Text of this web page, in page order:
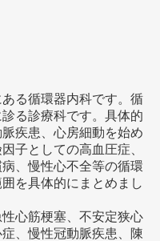
る循環器内科です。循
る診療科です。具体的
疾患、心房細動を始め
子としての高血圧症、
、慢性心不全等の循環
を具体的にまとめまし
心筋梗塞、不安定狭心
、慢性冠動脈疾患、陳